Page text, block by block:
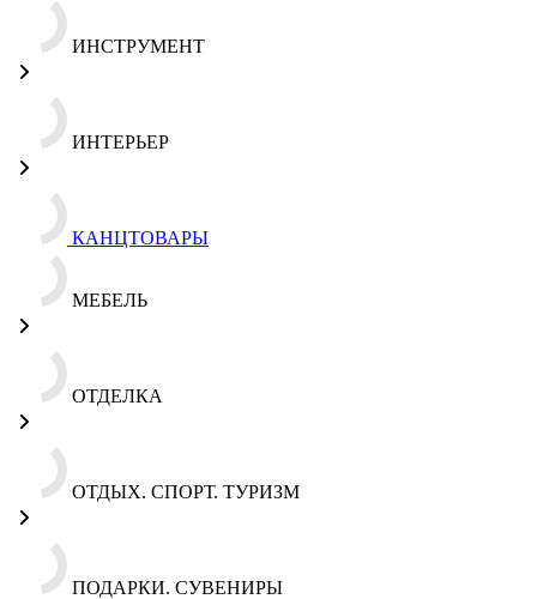
ИНСТРУМЕНТ
ИНТЕРЬЕР
КАНЦТОВАРЫ
МЕБЕЛЬ
ОТДЕЛКА
ОТДЫХ. СПОРТ. ТУРИЗМ
ПОДАРКИ. СУВЕНИРЫ